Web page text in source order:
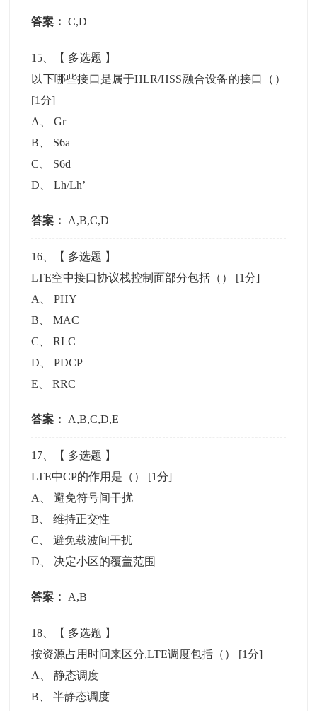
答案： C,D
15 、【 多选题 】
以下哪些接口是属于HLR/HSS融合设备的接口（）
[1分]
A
、Gr
B
S6a
C
S6d
D 、Lh/Lh’
答案： A,B,C,D
16 、【 多选题 】
LTE空中接口协议栈控制面部分包括（） [1分]
A
、PHY
B 、MAC
C 、RLC
D 、PDCP
E 、RRC
答案： A,B,C,D,E
17 、【 多选题 】
LTE中CP的作用是（） [1分]
A
、避免符号间干扰
B 、维持正交性
C 、避免载波间干扰
D
决定小区的覆盖范围
答案： A,B
18 、【 多选题 】
按资源占用时间来区分,LTE调度包括（） [1分]
A
、静态调度
B 、半静态调度